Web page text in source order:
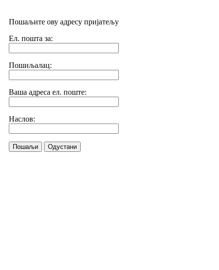
Пошаљите ову адресу пријатељу
Ел. пошта за:
Пошиљалац:
Ваша адреса ел. поште:
Наслов:
Пошаљи Одустани